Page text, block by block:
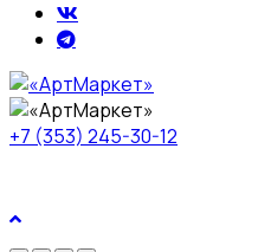
+7 (353) 245-30-12